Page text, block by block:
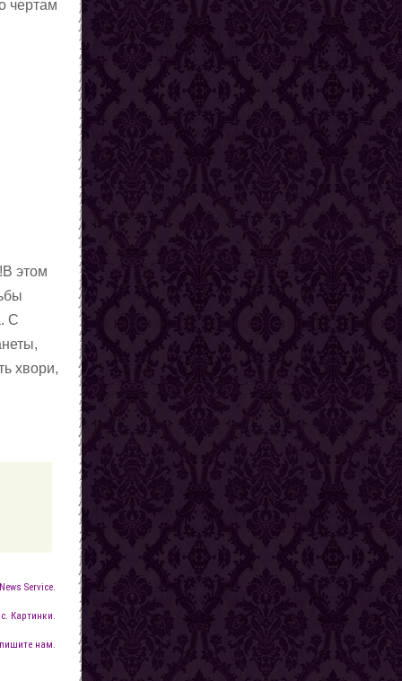
чертам
этом
С
хвори,
Service.
Картинки.
нам.